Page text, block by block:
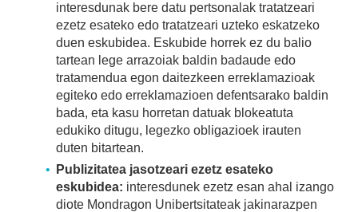
interesdunak bere datu pertsonalak tratatzeari
ezetz esateko edo tratatzeari uzteko eskatzeko
duen eskubidea. Eskubide horrek ez du balio
tartean lege arrazoiak baldin badaude edo
tratamendua egon daitezkeen erreklamazioak
egiteko edo erreklamazioen defentsarako baldin
bada, eta kasu horretan datuak blokeatuta
edukiko ditugu, legezko obligazioek irauten
duten bitartean.
Publizitatea jasotzeari ezetz esateko
eskubidea: interesdunek ezetz esan ahal izango
diote Mondragon Unibertsitateak jakinarazpen